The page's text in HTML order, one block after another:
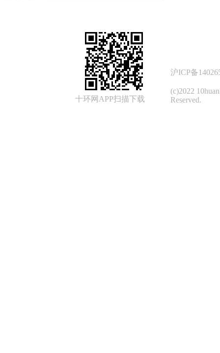
十环网APP扫描下载
沪ICP备
(c)2022
Reserved.